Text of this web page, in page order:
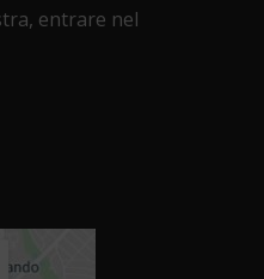
entrare nel